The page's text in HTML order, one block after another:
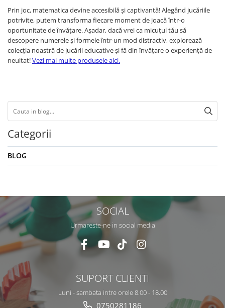
Prin joc, matematica devine accesibilă și captivantă! Alegând jucăriile
potrivite, putem transforma fiecare moment de joacă într-o
oportunitate de învățare. Așadar, dacă vrei ca micuțul tău să
descopere numerele și formele într-un mod distractiv, explorează
colecția noastră de jucării educative și fă din învățare o experiență de
neuitat!Vezi mai multe produsele aici.
Categorii
BLOG
SOCIAL
Urmareste-ne in social media
SUPORT CLIENTI
Luni - sambata intre orele 8.00 - 18.00
0750281186